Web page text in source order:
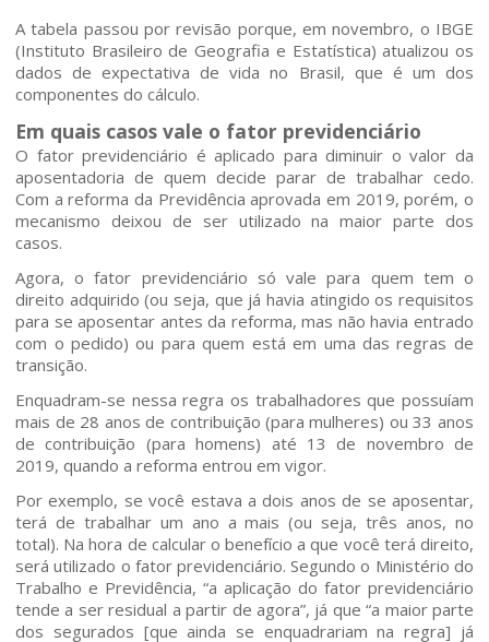
Home
A tabela passou por revisão porque, em novembro, o IBGE
(Instituto Brasileiro de Geografia e Estatística) atualizou os
dados de expectativa de vida no Brasil, que é um dos
componentes do cálculo.
Em quais casos vale o fator previdenciário
O fator previdenciário é aplicado para diminuir o valor da
aposentadoria de quem decide parar de trabalhar cedo.
Com a reforma da Previdência aprovada em 2019, porém, o
mecanismo deixou de ser utilizado na maior parte dos
casos.
Agora, o fator previdenciário só vale para quem tem o
direito adquirido (ou seja, que já havia atingido os requisitos
para se aposentar antes da reforma, mas não havia entrado
com o pedido) ou para quem está em uma das regras de
transição.
Enquadram-se nessa regra os trabalhadores que possuíam
mais de 28 anos de contribuição (para mulheres) ou 33 anos
de contribuição (para homens) até 13 de novembro de
2019, quando a reforma entrou em vigor.
Por exemplo, se você estava a dois anos de se aposentar,
terá de trabalhar um ano a mais (ou seja, três anos, no
total). Na hora de calcular o benefício a que você terá direito,
será utilizado o fator previdenciário. Segundo o Ministério do
Trabalho e Previdência, “a aplicação do fator previdenciário
tende a ser residual a partir de agora”, já que “a maior parte
dos segurados [que ainda se enquadrariam na regra] já